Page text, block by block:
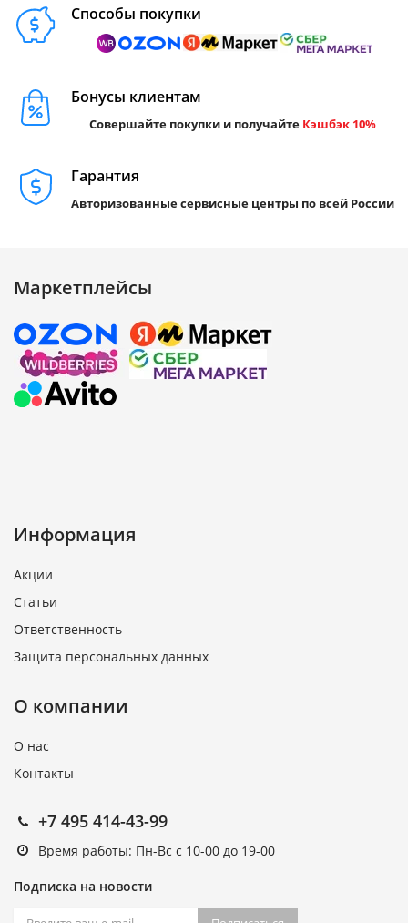
Способы покупки
Бонусы клиентам
Совершайте покупки и получайте Кэшбэк 10%
Гарантия
Авторизованные сервисные центры по всей России
Маркетплейсы
Информация
Акции
Статьи
Ответственность
Защита персональных данных
О компании
О нас
Контакты
+7 495 414-43-99
Время работы: Пн-Вс с 10-00 до 19-00
Подписка на новости